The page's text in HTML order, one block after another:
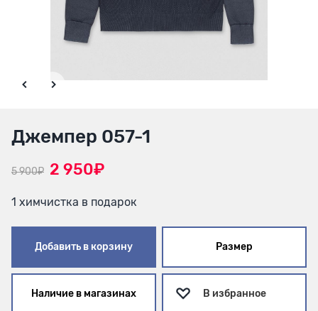
Джемпер 057-1
5 900₽ 2 950₽
1 химчистка в подарок
Добавить в корзину Размер
Наличие в магазинах В избранное